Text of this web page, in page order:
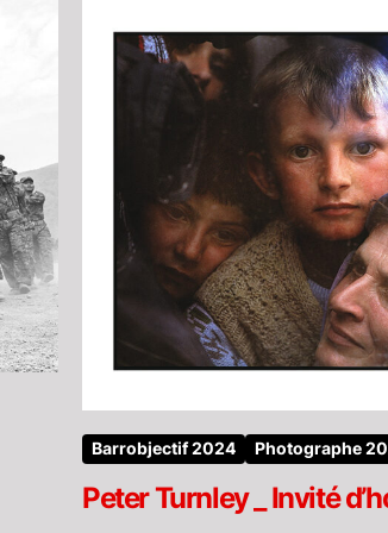
Barrobjectif 2024 Photographe
Peter Turnley _ Invité